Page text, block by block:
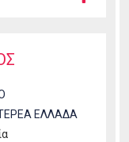
ΕΛΛΑΔΑ